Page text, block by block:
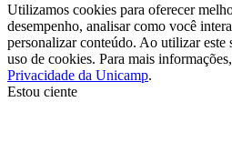
Utilizamos cookies para oferecer
desempenho, analisar como você
personalizar conteúdo. Ao utilizar este
uso de cookies. Para mais
Privacidade da Unicamp.
Estou ciente